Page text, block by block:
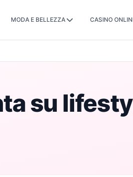
MODA E BELLEZZA CASINO
su